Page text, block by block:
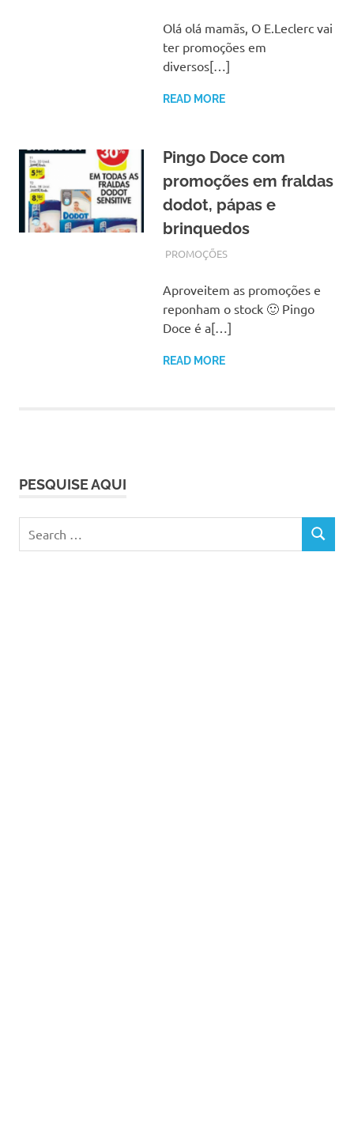
Olá olá mamãs, O E.Leclerc vai
ter promoções em
diversos[…]
READ MORE
Pingo Doce com
promoções em fraldas
dodot, pápas e
brinquedos
OUTUBRO 17, 2017
ADMIN
PROMOÇÕES
Aproveitem as promoções e
reponham o stock 🙂 Pingo
Doce é a[…]
READ MORE
PESQUISE AQUI
for:
SEARCH